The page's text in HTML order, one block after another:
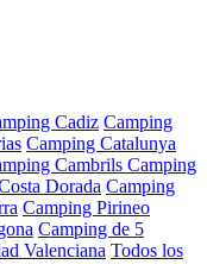
Cadiz Camping
Camping Catalunya
Cambrils Camping
Dorada Camping
Camping Pirineo
Camping de 5
Valenciana Todos los